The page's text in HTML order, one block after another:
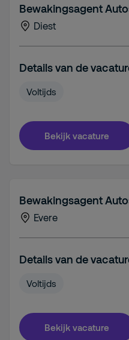
Bewakingsagent
Diest
Details van de
Voltijds
Bekijk vacature
Bewakingsagent
Evere
Details van de
Voltijds
Bekijk vacature